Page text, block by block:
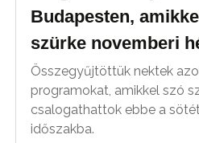
Budapesten,
szürke novemberi
Összegyűjtöttük nektek
programokat, amikkel szó
csalogathattok ebbe a
időszakba.